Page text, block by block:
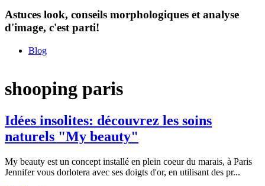
Astuces look, conseils morphologiques et analyse
d'image, c'est parti!
Blog
shooping paris
Idées insolites: découvrez les soins
naturels "My beauty"
My beauty est un concept installé en plein coeur du marais, à Paris
Jennifer vous dorlotera avec ses doigts d'or, en utilisant des pr...